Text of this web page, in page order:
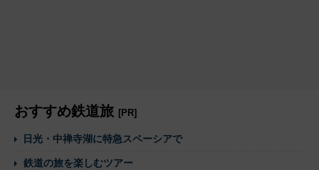
おすすめ鉄道旅 [PR]
日光・中禅寺湖に特急スペーシアで
鉄道の旅を楽しむツアー